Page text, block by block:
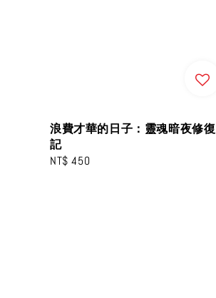
浪費才華的日子：靈魂暗夜修復
記
Regular
NT$ 450